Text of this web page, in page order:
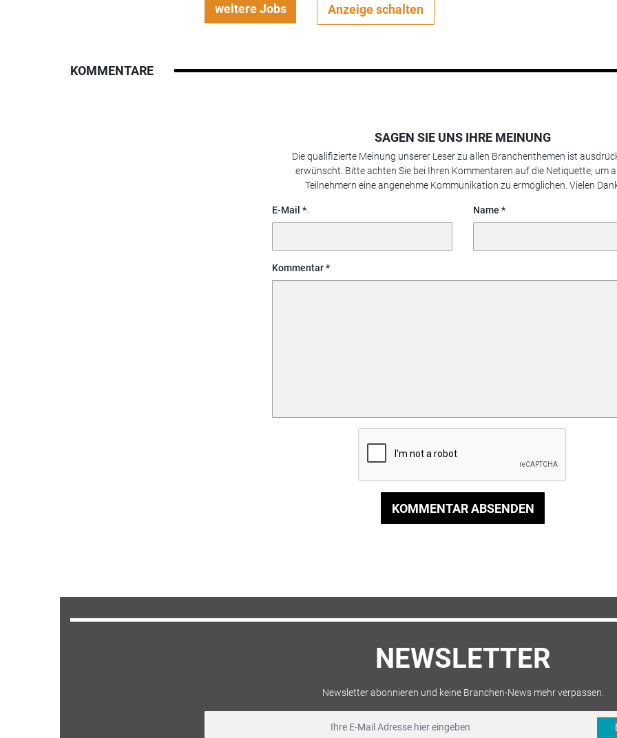
weitere Jobs Anzeige schalten
KOMMENTARE
SAGEN SIE UNS IHRE MEINUNG
Die qualifizierte Meinung unserer Leser zu allen Branchenthemen ist
erwünscht. Bitte achten Sie bei Ihren Kommentaren auf die Netiquette, um
Teilnehmern eine angenehme Kommunikation zu ermöglichen. Vielen
E-Mail Name
Kommentar
KOMMENTAR ABSENDEN
NEWSLETTER
Newsletter abonnieren und keine Branchen-News mehr verpassen.